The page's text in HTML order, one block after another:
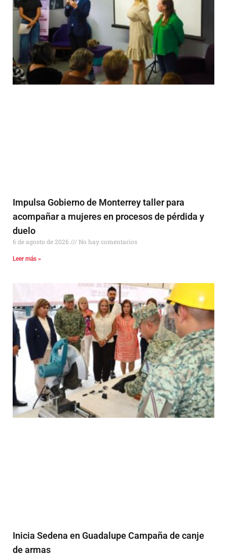
Impulsa Gobierno de Monterrey taller para
acompañar a mujeres en procesos de pérdida y
duelo
6 de agosto de 2026 No hay comentarios
Leer más »
Inicia Sedena en Guadalupe Campaña de canje
de armas